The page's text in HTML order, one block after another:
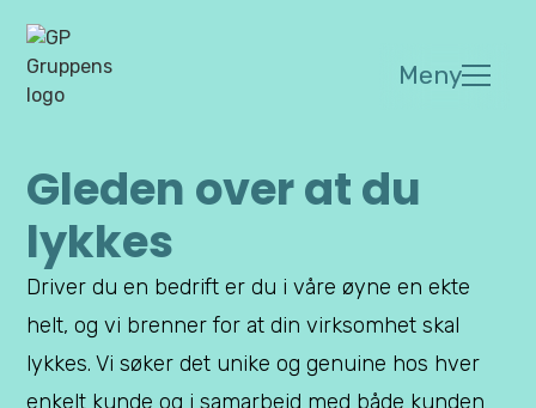
Meny
Gleden over at du
lykkes
Driver du en bedrift er du i våre øyne en ekte
helt, og vi brenner for at din virksomhet skal
lykkes. Vi søker det unike og genuine hos hver
enkelt kunde og i samarbeid med både kunden